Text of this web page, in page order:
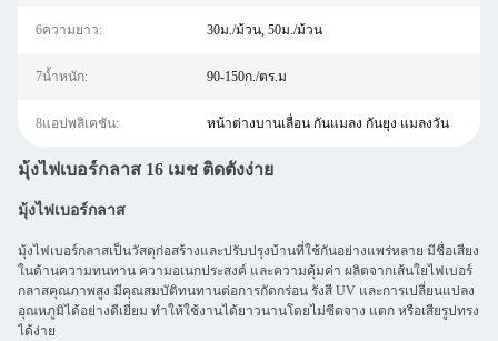
6ความยาว: 30ม./ม้วน, 50ม./ม้วน
7น้ำหนัก: 90-150ก./ตร.ม
8แอปพลิเคชัน: หน้าต่างบานเลื่อน กันแมลง กันยุง แมลงวัน
มุ้งไฟเบอร์กลาส 16 เมช ติดตั้งง่าย
มุ้งไฟเบอร์กลาส
มุ้งไฟเบอร์กลาสเป็นวัสดุก่อสร้างและปรับปรุงบ้านที่ใช้กันอย่างแพร่หลาย มีชื่อเสียง
ในด้านความทนทาน ความอเนกประสงค์ และความคุ้มค่า ผลิตจากเส้นใยไฟเบอร์
กลาสคุณภาพสูง มีคุณสมบัติทนทานต่อการกัดกร่อน รังสี UV และการเปลี่ยนแปลง
อุณหภูมิได้อย่างดีเยี่ยม ทำให้ใช้งานได้ยาวนานโดยไม่ซีดจาง แตก หรือเสียรูปทรง
ได้ง่าย